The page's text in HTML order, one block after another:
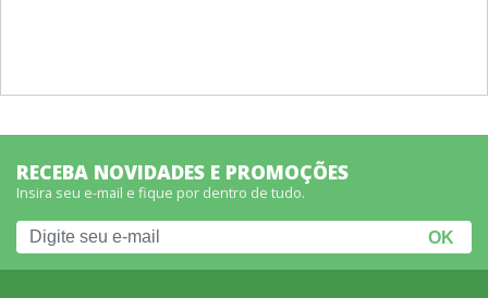
RECEBA NOVIDADES E PROMOÇÕES
Insira seu e-mail e fique por dentro de tudo.